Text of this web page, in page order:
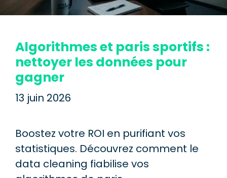
Algorithmes et paris sportifs :
nettoyer les données pour
gagner
13 juin 2026
Boostez votre ROI en purifiant vos
statistiques. Découvrez comment le
data cleaning fiabilise vos